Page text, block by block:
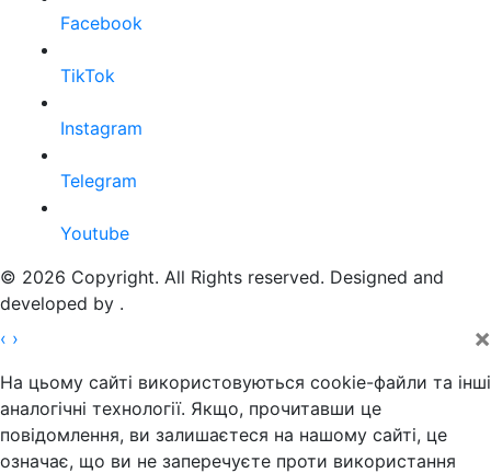
Facebook
TikTok
Instagram
Telegram
Youtube
© 2026 Copyright. All Rights reserved. Designed and
developed by .
‹ › ×
На цьому сайті використовуються cookie-файли та інші
аналогічні технології. Якщо, прочитавши це
повідомлення, ви залишаєтеся на нашому сайті, це
означає, що ви не заперечуєте проти використання